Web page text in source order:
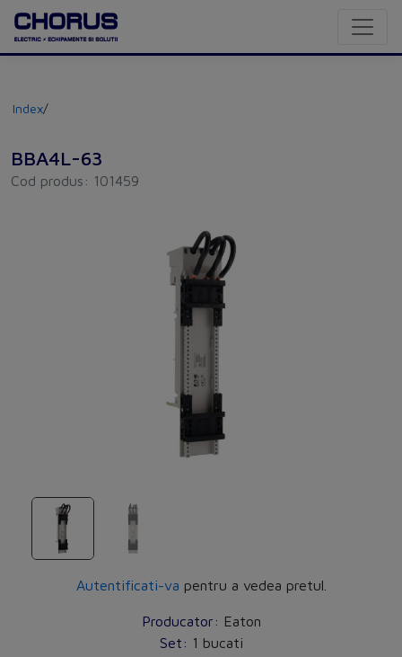
Index/
BBA4L-63
Cod produs: 101459
Autentificati-va pentru a vedea pretul.
Producator: Eaton
Set: 1 bucati